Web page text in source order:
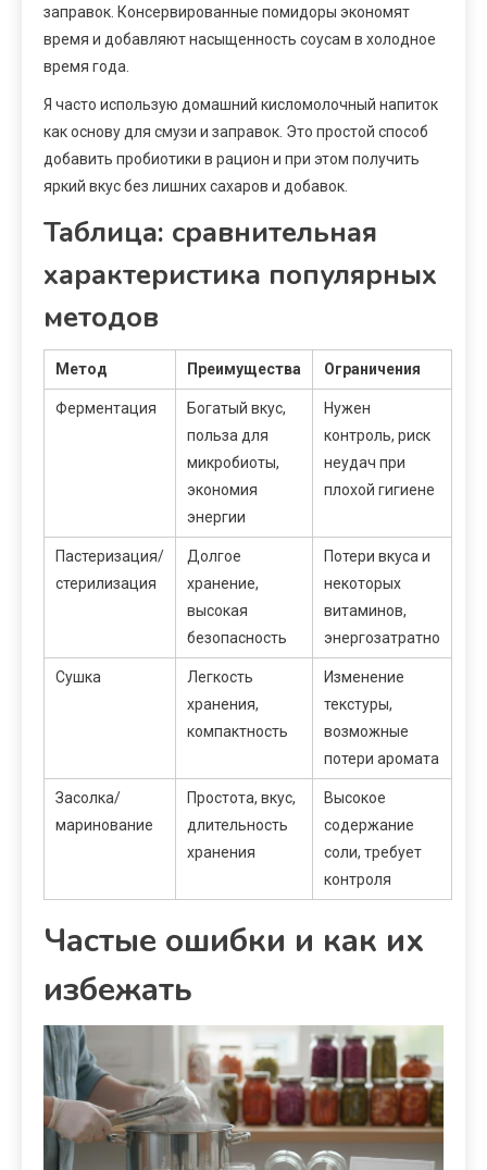
заправок. Консервированные помидоры экономят
время и добавляют насыщенность соусам в холодное
время года.
Я часто использую домашний кисломолочный напиток
как основу для смузи и заправок. Это простой способ
добавить пробиотики в рацион и при этом получить
яркий вкус без лишних сахаров и добавок.
Таблица: сравнительная
характеристика популярных
методов
Метод Преимущества Ограничения
Ферментация
Богатый вкус,
польза для
микробиоты,
экономия
энергии
Нужен
контроль, риск
неудач при
плохой гигиене
Пастеризация/
стерилизация
Долгое
хранение,
высокая
безопасность
Потери вкуса и
некоторых
витаминов,
энергозатратно
Сушка
Легкость
хранения,
компактность
Изменение
текстуры,
возможные
потери аромата
Засолка/
маринование
Простота, вкус,
длительность
хранения
Высокое
содержание
соли, требует
контроля
Частые ошибки и как их
избежать